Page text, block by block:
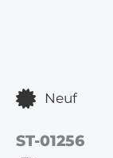
Neuf
ST-01256